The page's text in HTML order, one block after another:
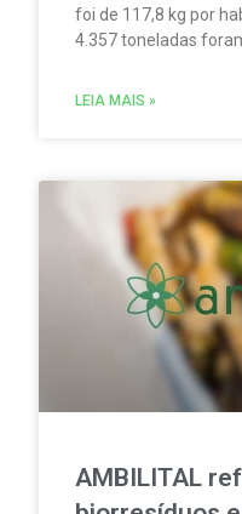
foi de 117,8 kg por
4.357 toneladas
reciclagem.
LEIA MAIS »
AMBILITAL